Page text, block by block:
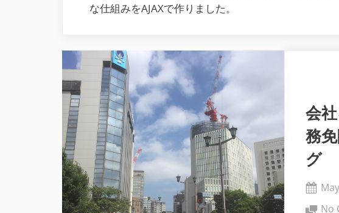
な仕組みをAJAXで作りました。
会
務
グ
on
No